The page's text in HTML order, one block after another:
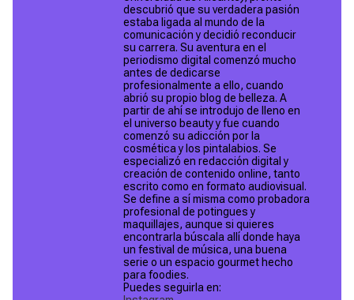
descubrió que su verdadera pasión
estaba ligada al mundo de la
comunicación y decidió reconducir
su carrera. Su aventura en el
periodismo digital comenzó mucho
antes de dedicarse
profesionalmente a ello, cuando
abrió su propio blog de belleza. A
partir de ahí se introdujo de lleno en
el universo beauty y fue cuando
comenzó su adicción por la
cosmética y los pintalabios. Se
especializó en redacción digital y
creación de contenido online, tanto
escrito como en formato audiovisual.
Se define a sí misma como probadora
profesional de potingues y
maquillajes, aunque si quieres
encontrarla búscala allí donde haya
un festival de música, una buena
serie o un espacio gourmet hecho
para foodies.
Puedes seguirla en: